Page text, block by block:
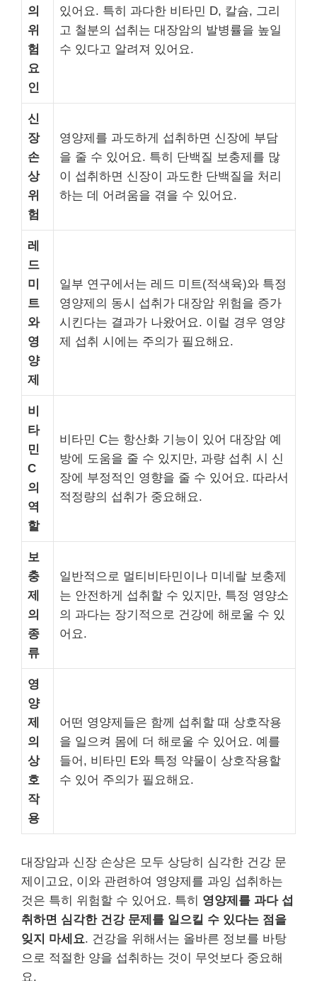
의
위
험
요
인
있어요. 특히 과다한 비타민 D, 칼슘, 그리
고 철분의 섭취는 대장암의 발병률을 높일
수 있다고 알려져 있어요.
신
장
손
상
위
험
영양제를 과도하게 섭취하면 신장에 부담
을 줄 수 있어요. 특히 단백질 보충제를 많
이 섭취하면 신장이 과도한 단백질을 처리
하는 데 어려움을 겪을 수 있어요.
레
드
미
트
와
영
양
제
일부 연구에서는 레드 미트(적색육)와 특정
영양제의 동시 섭취가 대장암 위험을 증가
시킨다는 결과가 나왔어요. 이럴 경우 영양
제 섭취 시에는 주의가 필요해요.
비
타
민
C
의
역
할
비타민 C는 항산화 기능이 있어 대장암 예
방에 도움을 줄 수 있지만, 과량 섭취 시 신
장에 부정적인 영향을 줄 수 있어요. 따라서
적정량의 섭취가 중요해요.
보
충
제
의
종
류
일반적으로 멀티비타민이나 미네랄 보충제
는 안전하게 섭취할 수 있지만, 특정 영양소
의 과다는 장기적으로 건강에 해로울 수 있
어요.
영
양
제
의
상
호
작
용
어떤 영양제들은 함께 섭취할 때 상호작용
을 일으켜 몸에 더 해로울 수 있어요. 예를
들어, 비타민 E와 특정 약물이 상호작용할
수 있어 주의가 필요해요.
대장암과 신장 손상은 모두 상당히 심각한 건강 문
제이고요, 이와 관련하여 영양제를 과잉 섭취하는
것은 특히 위험할 수 있어요. 특히 영양제를 과다 섭
취하면 심각한 건강 문제를 일으킬 수 있다는 점을
잊지 마세요. 건강을 위해서는 올바른 정보를 바탕
으로 적절한 양을 섭취하는 것이 무엇보다 중요해
요.